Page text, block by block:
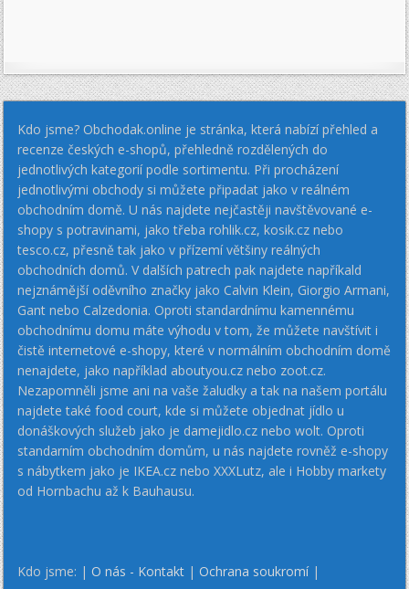
Kdo jsme? Obchodak.online je stránka, která nabízí přehled a
recenze českých e-shopů, přehledně rozdělených do
jednotlivých kategorií podle sortimentu. Při procházení
jednotlivými obchody si můžete připadat jako v reálném
obchodním domě. U nás najdete nejčastěji navštěvované e-
shopy s potravinami, jako třeba rohlik.cz, kosik.cz nebo
tesco.cz, přesně tak jako v přízemí většiny reálných
obchodních domů. V dalších patrech pak najdete napříkald
nejznámější oděvního značky jako Calvin Klein, Giorgio Armani,
Gant nebo Calzedonia. Oproti standardnímu kamennému
obchodnímu domu máte výhodu v tom, že můžete navštívit i
čistě internetové e-shopy, které v normálním obchodním domě
nenajdete, jako například aboutyou.cz nebo zoot.cz.
Nezapomněli jsme ani na vaše žaludky a tak na našem portálu
najdete také food court, kde si můžete objednat jídlo u
donáškových služeb jako je damejidlo.cz nebo wolt. Oproti
standarním obchodním domům, u nás najdete rovněž e-shopy
s nábytkem jako je IKEA.cz nebo XXXLutz, ale i Hobby markety
od Hornbachu až k Bauhausu.
Kdo jsme: |O nás - Kontakt |Ochrana soukromí|